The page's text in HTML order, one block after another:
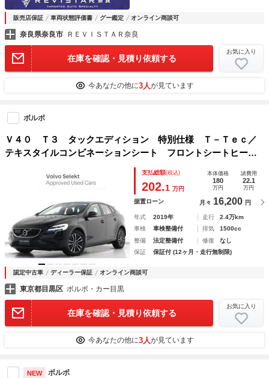
販売店保証 車両状態評価書 グー鑑定 オンライン商談可
奈良県奈良市 ＲＥＶＩＳＴＡＲ奈良
在庫を確認・見積り依頼する
お気に入り
今あなたの他に3人が見ています
ボルボ
Ｖ４０ Ｔ３ タックエディション 特別仕様 Ｔ－Ｔｅｃ／
テキスタイルコンビネーションシート フロントシートヒータ
ー ボルボガードシステム ＰＣＣキーレスドライブ ミルド
アルミニウムパネル ＬＥＤヘッドライト
支払総額(税込)
202.1 万円
本体価格
180
万円
諸費用
22.1
万円
据置ローン 月々 16,200 円
年式 2019年 走行
2.4万km
車検
車検整備付 排気
1500cc
整備
法定整備付 修復
なし
保証
保証付 (12ヶ月・走行無制限)
認定中古車 ディーラー保証 オンライン商談可
東京都目黒区 ボルボ・カー目黒
在庫を確認・見積り依頼する
お気に入り
今あなたの他に3人が見ています
NEW ボルボ